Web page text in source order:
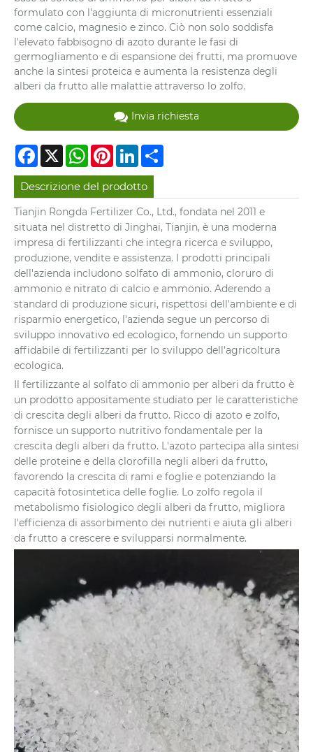
formulato con l'aggiunta di micronutrienti essenziali
come calcio, magnesio e zinco. Ciò non solo soddisfa
l'elevato fabbisogno di azoto durante le fasi di
germogliamento e di espansione dei frutti, ma promuove
anche la sintesi proteica e aumenta la resistenza degli
alberi da frutto alle malattie attraverso lo zolfo.
Invia richiesta
Facebook
X WhatsApp
PinterestLinkedIn
Descrizione del prodotto
Tianjin Rongda Fertilizer Co., Ltd., fondata nel 2011 e
situata nel distretto di Jinghai, Tianjin, è una moderna
impresa di fertilizzanti che integra ricerca e sviluppo,
produzione, vendite e assistenza. I prodotti principali
dell'azienda includono solfato di ammonio, cloruro di
ammonio e nitrato di calcio e ammonio. Aderendo a
standard di produzione sicuri, rispettosi dell'ambiente e di
risparmio energetico, l'azienda segue un percorso di
sviluppo innovativo ed ecologico, fornendo un supporto
affidabile di fertilizzanti per lo sviluppo dell'agricoltura
ecologica.
Il fertilizzante al solfato di ammonio per alberi da frutto è
un prodotto appositamente studiato per le caratteristiche
di crescita degli alberi da frutto. Ricco di azoto e zolfo,
fornisce un supporto nutritivo fondamentale per la
crescita degli alberi da frutto. L'azoto partecipa alla sintesi
delle proteine ​​e della clorofilla negli alberi da frutto,
favorendo la crescita di rami e foglie e potenziando la
capacità fotosintetica delle foglie. Lo zolfo regola il
metabolismo fisiologico degli alberi da frutto, migliora
l'efficienza di assorbimento dei nutrienti e aiuta gli alberi
da frutto a crescere e svilupparsi normalmente.